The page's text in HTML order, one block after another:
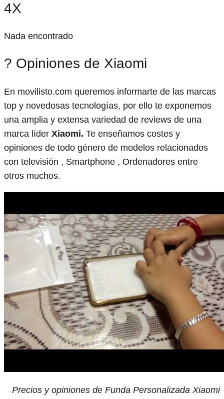
4X
Nada encontrado
? Opiniones de Xiaomi
En movilisto.com queremos informarte de las marcas
top y novedosas tecnologías, por ello te exponemos
una amplia y extensa variedad de reviews de una
marca líder Xiaomi. Te enseñamos costes y
opiniones de todo género de modelos relacionados
con televisión , Smartphone , Ordenadores entre
otros muchos.
Precios y opiniones de Funda Personalizada Xiaomi